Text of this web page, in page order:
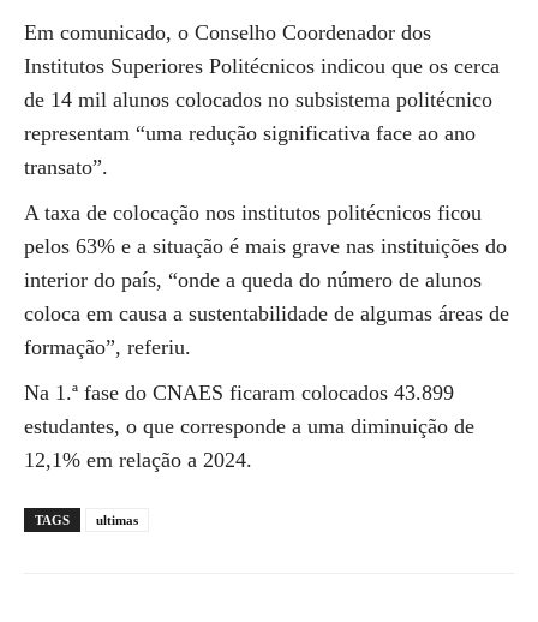
Em comunicado, o Conselho Coordenador dos
Institutos Superiores Politécnicos indicou que os cerca
de 14 mil alunos colocados no subsistema politécnico
representam “uma redução significativa face ao ano
transato”.
A taxa de colocação nos institutos politécnicos ficou
pelos 63% e a situação é mais grave nas instituições do
interior do país, “onde a queda do número de alunos
coloca em causa a sustentabilidade de algumas áreas de
formação”, referiu.
Na 1.ª fase do CNAES ficaram colocados 43.899
estudantes, o que corresponde a uma diminuição de
12,1% em relação a 2024.
TAGS ultimas